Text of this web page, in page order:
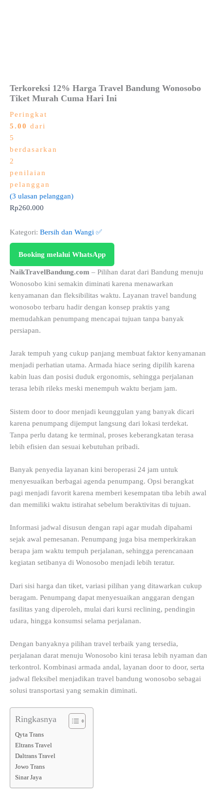
Terkoreksi 12% Harga Travel Bandung Wonosobo
Tiket Murah Cuma Hari Ini
Peringkat
5.00 dari
5
berdasarkan
2
penilaian
pelanggan
(3 ulasan pelanggan)
Rp260.000
Kategori: Bersih dan Wangi ✅
Booking melalui WhatsApp
NaikTravelBandung.com – Pilihan darat dari Bandung menuju
Wonosobo kini semakin diminati karena menawarkan
kenyamanan dan fleksibilitas waktu. Layanan travel bandung
wonosobo terbaru hadir dengan konsep praktis yang
memudahkan penumpang mencapai tujuan tanpa banyak
persiapan.
Jarak tempuh yang cukup panjang membuat faktor kenyamanan
menjadi perhatian utama. Armada hiace sering dipilih karena
kabin luas dan posisi duduk ergonomis, sehingga perjalanan
terasa lebih rileks meski menempuh waktu berjam jam.
Sistem door to door menjadi keunggulan yang banyak dicari
karena penumpang dijemput langsung dari lokasi terdekat.
Tanpa perlu datang ke terminal, proses keberangkatan terasa
lebih efisien dan sesuai kebutuhan pribadi.
Banyak penyedia layanan kini beroperasi 24 jam untuk
menyesuaikan berbagai agenda penumpang. Opsi berangkat
pagi menjadi favorit karena memberi kesempatan tiba lebih awal
dan memiliki waktu istirahat sebelum beraktivitas di tujuan.
Informasi jadwal disusun dengan rapi agar mudah dipahami
sejak awal pemesanan. Penumpang juga bisa memperkirakan
berapa jam waktu tempuh perjalanan, sehingga perencanaan
kegiatan setibanya di Wonosobo menjadi lebih teratur.
Dari sisi harga dan tiket, variasi pilihan yang ditawarkan cukup
beragam. Penumpang dapat menyesuaikan anggaran dengan
fasilitas yang diperoleh, mulai dari kursi reclining, pendingin
udara, hingga konsumsi selama perjalanan.
Dengan banyaknya pilihan travel terbaik yang tersedia,
perjalanan darat menuju Wonosobo kini terasa lebih nyaman dan
terkontrol. Kombinasi armada andal, layanan door to door, serta
jadwal fleksibel menjadikan travel bandung wonosobo sebagai
solusi transportasi yang semakin diminati.
Ringkasnya
Qyta Trans
Eltrans Travel
Daltrans Travel
Jowo Trans
Sinar Jaya